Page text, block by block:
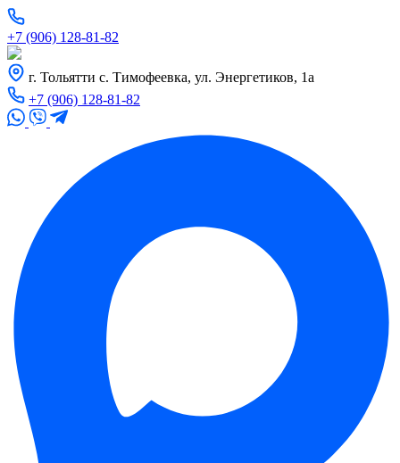
+7 (906) 128-81-82
г. Тольятти с. Тимофеевка, ул. Энергетиков, 1а
+7 (906) 128-81-82